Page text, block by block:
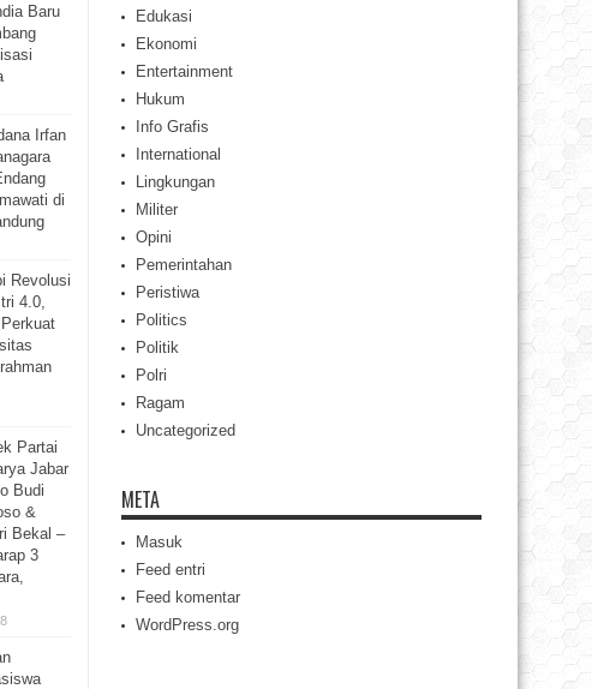
Baru
Irfan
di
Revolusi
4.0,
Partai
Jabar
Budi
&
Bekal –
3
Edukasi
Ekonomi
Entertainment
Hukum
Info Grafis
International
Lingkungan
Militer
Opini
Pemerintahan
Peristiwa
Politics
Politik
Polri
Ragam
Uncategorized
META
Masuk
Feed entri
Feed komentar
WordPress.org